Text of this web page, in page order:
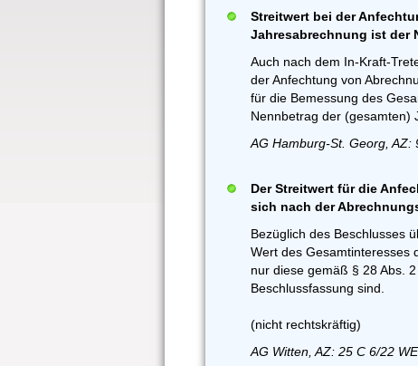
Streitwert bei der
Jahresabrechnung ist der
Auch nach dem In-Kraft-
der Anfechtung von
für die Bemessung des
Nennbetrag der (gesamten)
AG Hamburg-St. Georg,
Der Streitwert für die
sich nach der
Bezüglich des Beschlusses
Wert des Gesamtinteresses
nur diese gemäß § 28 Abs.
Beschlussfassung sind.
(nicht rechtskräftig)
AG Witten, AZ: 25 C 6/22